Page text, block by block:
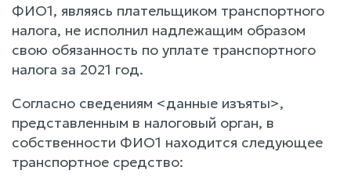
ФИО1, являясь плательщиком транспортного
налога, не исполнил надлежащим образом
свою обязанность по уплате транспортного
налога за 2021 год.
Согласно сведениям <данные изъяты>,
представленным в налоговый орган, в
собственности ФИО1 находится следующее
транспортное средство: